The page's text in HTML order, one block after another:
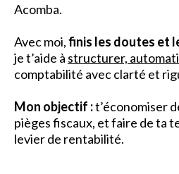
Acomba.
Avec moi,finis les doutes et
je t’aide à structurer,
comptabilité avec clarté et
Mon objectif :t’économiser
pièges fiscaux, et faire de ta
levier de rentabilité.